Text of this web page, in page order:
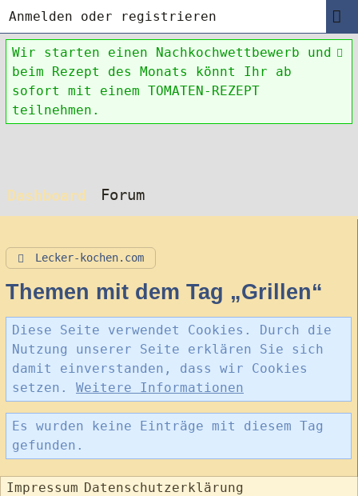
Anmelden oder registrieren
Wir starten einen Nachkochwettbewerb und
beim Rezept des Monats könnt Ihr ab
sofort mit einem TOMATEN-REZEPT
teilnehmen.
Dashboard Forum
Lecker-kochen.com
Themen mit dem Tag „Grillen“
Diese Seite verwendet Cookies. Durch die
Nutzung unserer Seite erklären Sie sich
damit einverstanden, dass wir Cookies
setzen. Weitere Informationen
Es wurden keine Einträge mit diesem Tag
gefunden.
Impressum Datenschutzerklärung